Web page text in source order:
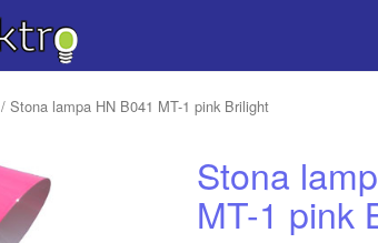
/ Stona lampa HN B041 MT-1 pink Brilight
Stona
MT-1 pink